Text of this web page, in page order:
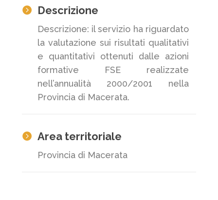
 Descrizione
Descrizione: il servizio ha riguardato
la valutazione sui risultati qualitativi
e quantitativi ottenuti dalle azioni
formative FSE realizzate
nell’annualità 2000/2001 nella
Provincia di Macerata.
 Area territoriale
Provincia di Macerata